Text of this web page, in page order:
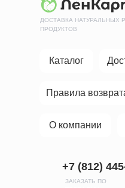
ДОСТАВКА НАТУРАЛЬНЫХ
ПРОДУКТОВ
+7 (812)
ЗАКАЗАТЬ ПО
Каталог
О компании
Правила